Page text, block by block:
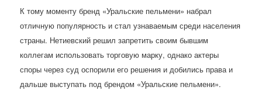
К тому моменту бренд «Уральские пельмени» набрал
отличную популярность и стал узнаваемым среди населения
страны. Нетиевский решил запретить своим бывшим
коллегам использовать торговую марку, однако актеры
споры через суд оспорили его решения и добились права и
дальше выступать под брендом «Уральские пельмени».